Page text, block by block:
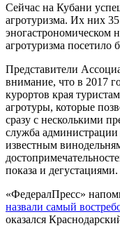
Сейчас на Кубани
агротуризма. Их них
эногастрономическом
агротуризма посетило
Представители
внимание, что в 2017
курортов края
агротуры, которые
сразу с несколькими
служба
известным
показа и дегустациями.
«ФедералПресс»
назвали самый
оказался